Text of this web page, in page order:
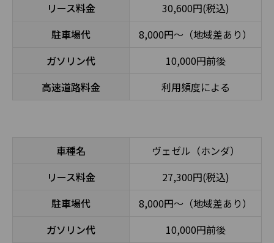
リース料金
30,600円(税込)
駐車場代
8,000円～（地域差あり）
ガソリン代
10,000円前後
高速道路料金
利用頻度による
車種名
ヴェゼル（ホンダ）
リース料金
27,300円(税込)
駐車場代
8,000円～（地域差あり）
ガソリン代
10,000円前後